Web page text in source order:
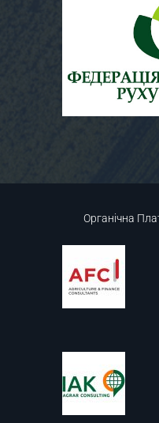
Органічна